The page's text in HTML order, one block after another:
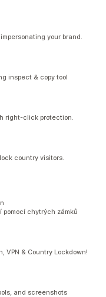
your brand.
inspect & copy tool
right-click protection.
country visitors.
pomocí chytrých zámků
VPN & Country Lockdown!
and screenshots